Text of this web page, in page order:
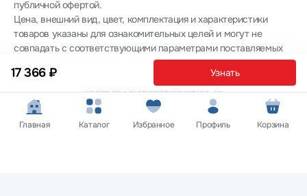
17 366 ₽ Узнать
публичной офертой.
Цена, внешний вид, цвет, комплектация и характеристики
товаров указаны для ознакомительных целей и могут не
совпадать с соответствующими параметрами поставляемых
товаров - уточняйте информацию у менеджера при
оформлении заказа.
Политика конфиденциальности
© 2012 — 2026 ООО «Эпл Тэк»
Главная Каталог Избранное Профиль Корзина